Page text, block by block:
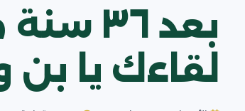
بعد
لقاءك يا بن